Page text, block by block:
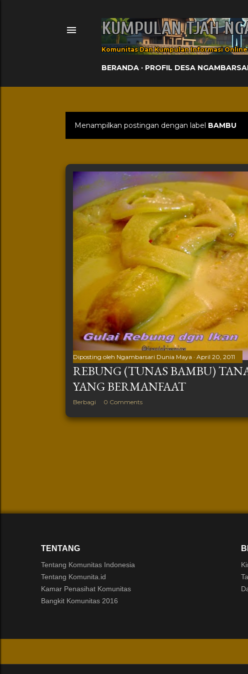
KUMPULAN TJAH
Komunitas Dan Kumpulan Informasi
BERANDA PROFIL DESA
Postingan
Menampilkan postingan dengan label BAMBU
Diposting oleh Ngambarsari Dunia Maya April 20, 2011
REBUNG (TUNAS BAMBU)
YANG BERMANFAAT
Berbagi 0 Comments
TENTANG
Tentang Komunitas Indonesia
Tentang Komunita.id
Kamar Penasihat Komunitas
Bangkit Komunitas 2016